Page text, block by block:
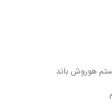
هوروش باند